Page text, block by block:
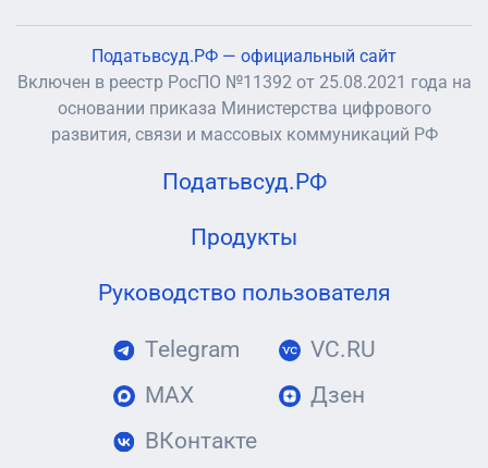
Податьвсуд.РФ — официальный сайт
Включен в реестр РосПО №11392 от 25.08.2021 года на
основании приказа Министерства цифрового
развития, связи и массовых коммуникаций РФ
Податьвсуд.РФ
Продукты
Руководство пользователя
Telegram
MAX
ВКонтакте
VC.RU
Дзен